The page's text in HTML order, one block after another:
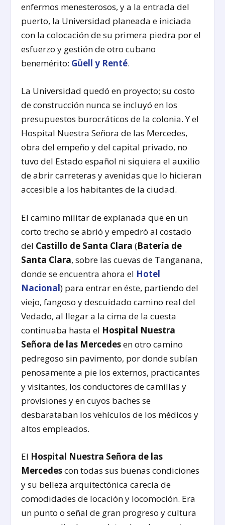
enfermos menesterosos, y a la entrada del
puerto, la Universidad planeada e iniciada
con la colocación de su primera piedra por el
esfuerzo y gestión de otro cubano
benemérito: Güell y Renté.
La Universidad quedó en proyecto; su costo
de construcción nunca se incluyó en los
presupuestos burocráticos de la colonia. Y el
Hospital Nuestra Señora de las Mercedes,
obra del empeño y del capital privado, no
tuvo del Estado español ni siquiera el auxilio
de abrir carreteras y avenidas que lo hicieran
accesible a los habitantes de la ciudad.
El camino militar de explanada que en un
corto trecho se abrió y empedró al costado
del Castillo de Santa Clara (Batería de
Santa Clara, sobre las cuevas de Tanganana,
donde se encuentra ahora el Hotel
Nacional) para entrar en éste, partiendo del
viejo, fangoso y descuidado camino real del
Vedado, al llegar a la cima de la cuesta
continuaba hasta el Hospital Nuestra
Señora de las Mercedesen otro camino
pedregoso sin pavimento, por donde subían
penosamente a pie los externos, practicantes
y visitantes, los conductores de camillas y
provisiones y en cuyos baches se
desbarataban los vehículos de los médicos y
altos empleados.
El Hospital Nuestra Señora de las
Mercedescon todas sus buenas condiciones
y su belleza arquitectónica carecía de
comodidades de locación y locomoción. Era
un punto o señal de gran progreso y cultura